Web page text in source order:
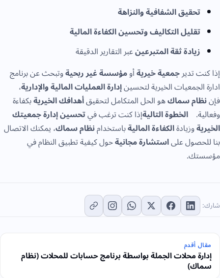
تحقيق الشفافية والنزاهة
تقليل التكاليف وتحسين الكفاءة المالية
زيادة ثقة المتبرعينعبر التقارير الدقيقة
تديرجمعية خيريةأومؤسسة غير ربحيةوتبحث عن برنامج
الخيرية لتحسينإدارة العمليات المالية والإدارية،
سماكهو الحل المتكامل لتحقيقأهدافك الخيريةبكفاءة
الخطوة التاليةإذا كنت ترغب فيتحسين إدارة جمعيتك
وزيادةالكفاءة الماليةباستخدامنظام سماك، يمكنك الاتصال
علىاستشارة مجانيةحول كيفية تطبيق النظام في
أقدم
محلات الجملة بواسطة برنامج حسابات للمحلات (نظام